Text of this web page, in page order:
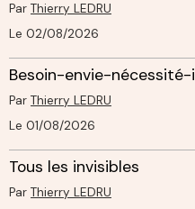
Par Thierry LEDRU
Le 02/08/2026
Besoin-envie-
Par Thierry LEDRU
Le 01/08/2026
Tous les invisibles
Par Thierry LEDRU